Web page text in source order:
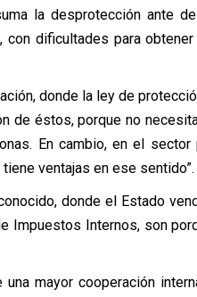
la desprotección ante
dificultades para
donde la ley de
de éstos, porque no
En cambio, en el
ventajas en ese sentido”.
donde el Estado
Impuestos Internos, son
mayor cooperación